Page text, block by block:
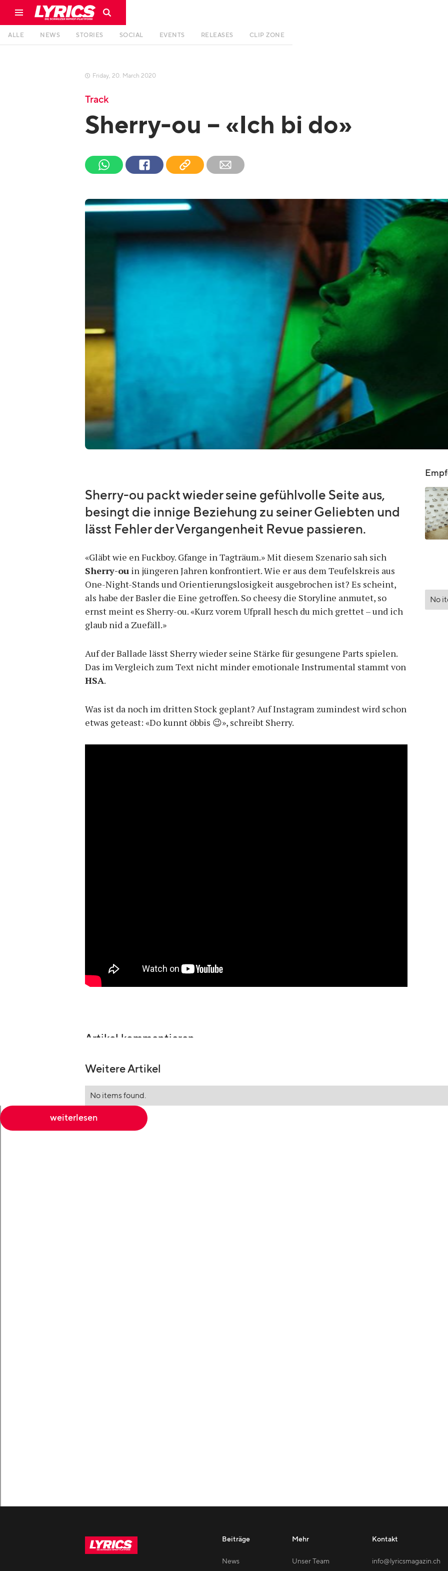
ALLE NEWS STORIES SOCIAL EVENTS RELEASES CLIP ZONE
 Friday, 20. March 2020
Track
Sherry-ou – «Ich bi do»
Sherry-ou packt wieder seine gefühlvolle Seite aus,
besingt die innige Beziehung zu seiner Geliebten und
lässt Fehler der Vergangenheit Revue passieren.
«Gläbt wie en Fuckboy. Gfange in Tagträum.» Mit diesem Szenario sah sich
Sherry-ou in jüngeren Jahren konfrontiert. Wie er aus dem Teufelskreis aus
One-Night-Stands und Orientierungslosigkeit ausgebrochen ist? Es scheint,
als habe der Basler die Eine getroffen. So cheesy die Storyline anmutet, so
ernst meint es Sherry-ou. «Kurz vorem Ufprall hesch du mich grettet – und ich
glaub nid a Zuefäll.»
Auf der Ballade lässt Sherry wieder seine Stärke für gesungene Parts spielen.
Das im Vergleich zum Text nicht minder emotionale Instrumental stammt von
HSA.
Was ist da noch im dritten Stock geplant? Auf Instagram zumindest wird schon
etwas geteast: «Do kunnt öbbis 😉», schreibt Sherry.
Artikel kommentieren
No
Weitere Artikel
No items found.
weiterlesen
Beiträge
News
Mehr
Unser Team
Kontakt
info@lyricsmagazin.ch